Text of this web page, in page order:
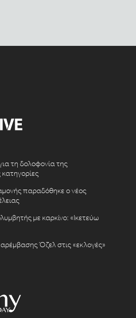
τη δολοφονία της
κατηγορίες
παραδόθηκε ο νέος
με καρκίνο: «Ικετεύω
Όζελ στις «εκλογές»